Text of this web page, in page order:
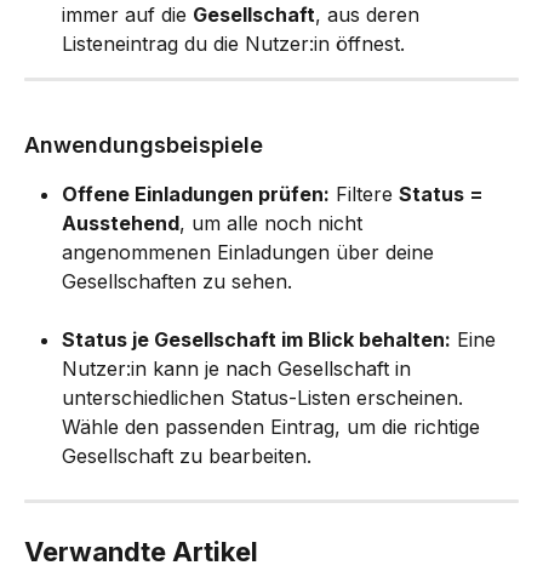
immer auf die Gesellschaft, aus deren
Listeneintrag du die Nutzer:in öffnest.
Anwendungsbeispiele
Offene Einladungen prüfen: Filtere Status =
Ausstehend, um alle noch nicht
angenommenen Einladungen über deine
Gesellschaften zu sehen.
Status je Gesellschaft im Blick behalten: Eine
Nutzer:in kann je nach Gesellschaft in
unterschiedlichen Status-Listen erscheinen.
Wähle den passenden Eintrag, um die richtige
Gesellschaft zu bearbeiten.
Verwandte Artikel